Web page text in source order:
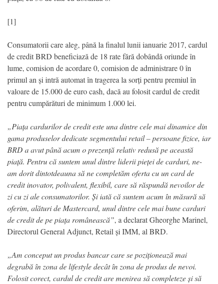
[1]
Consumatorii care aleg, până la finalul lunii ianuarie 2017, cardul
de credit BRD beneficiază de 18 rate fără dobândă oriunde în
lume, comision de acordare 0, comision de administrare 0 în
primul an și intră automat în tragerea la sorți pentru premiul în
valoare de 15.000 de euro cash, dacă au folosit cardul de credit
pentru cumpărături de minimum 1.000 lei.
„Piața cardurilor de credit este una dintre cele mai dinamice din
gama produselor dedicate segmentului retail – persoane fizice, iar
BRD a avut până acum o prezență relativ redusă pe această
piață. Pentru că suntem unul dintre liderii pieței de carduri, ne-
am dorit dintotdeauna să ne completăm oferta cu un card de
credit inovator, polivalent, flexibil, care să răspundă nevoilor de
zi cu zi ale consumatorilor. Și iată că suntem acum în măsură să
oferim, alături de Mastercard, unul dintre cele mai bune carduri
de credit de pe piața românească”, a declarat Gheorghe Marinel,
Directorul General Adjunct, Retail și IMM, al BRD.
„Am conceput un produs bancar care se poziționează mai
degrabă în zona de lifestyle decât în zona de produs de nevoi.
Folosit corect, cardul de credit are menirea să completeze și să